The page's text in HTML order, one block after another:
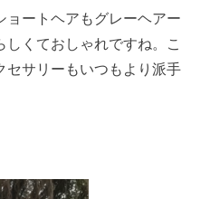
ョートヘアもグレーヘアー
くておしゃれですね。こ
セサリーもいつもより派手